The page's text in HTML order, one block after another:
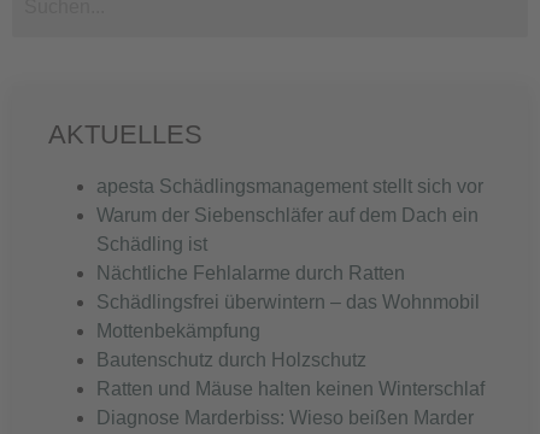
AKTUELLES
apesta Schädlingsmanagement stellt sich vor
Warum der Siebenschläfer auf dem Dach ein
Schädling ist
Nächtliche Fehlalarme durch Ratten
Schädlingsfrei überwintern – das Wohnmobil
Mottenbekämpfung
Bautenschutz durch Holzschutz
Ratten und Mäuse halten keinen Winterschlaf
Diagnose Marderbiss: Wieso beißen Marder